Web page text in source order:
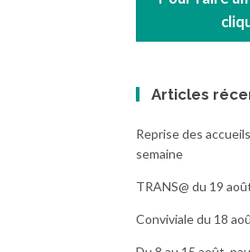
Articles
Reprise des
semaine
TRANS@ du 19
Conviviale du 18